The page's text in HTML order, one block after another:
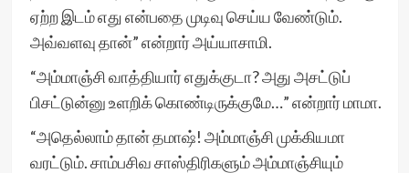
ஏற்ற இடம் எது என்பதை முடிவு செய்ய வேண்டும்.
அவ்வளவு தான்” என்றார் அய்யாசாமி.
“அம்மாஞ்சி வாத்தியார் எதுக்குடா? அது அசட்டுப்
பிசட்டுன்னு உளறிக் கொண்டிருக்குமே…” என்றார் மாமா.
“அதெல்லாம் தான் தமாஷ்! அம்மாஞ்சி முக்கியமா
வரட்டும். சாம்பசிவ சாஸ்திரிகளும் அம்மாஞ்சியும்